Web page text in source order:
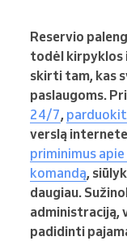
Reservio
todėl kirpyklos
skirti tam, kas
paslaugoms.
24/7,
verslą
priminimus
komandą,
daugiau.
administraciją,
padidinti